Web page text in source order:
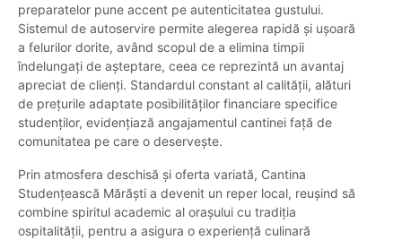
preparatelor pune accent pe autenticitatea gustului.
Sistemul de autoservire permite alegerea rapidă și ușoară
a felurilor dorite, având scopul de a elimina timpii
îndelungați de așteptare, ceea ce reprezintă un avantaj
apreciat de clienți. Standardul constant al calității, alături
de prețurile adaptate posibilităților financiare specifice
studenților, evidențiază angajamentul cantinei față de
comunitatea pe care o deservește.
Prin atmosfera deschisă și oferta variată, Cantina
Studențească Mărăști a devenit un reper local, reușind să
combine spiritul academic al orașului cu tradiția
ospitalității, pentru a asigura o experiență culinară